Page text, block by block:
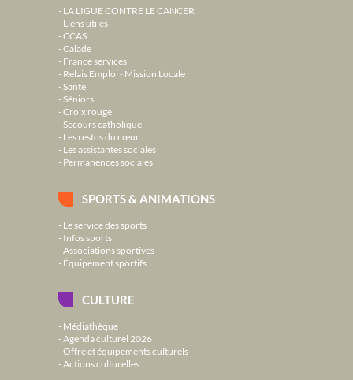
LA LIGUE CONTRE LE CANCER
Liens utiles
CCAS
Calade
France services
Relais Emploi - Mission Locale
Santé
Séniors
Croix rouge
Secours catholique
Les restos du cœur
Les assistantes sociales
Permanences sociales
SPORTS & ANIMATIONS
Le service des sports
Infos sports
Associations sportives
Équipement sportifs
CULTURE
Médiathèque
Agenda culturel 2026
Offre et équipements culturels
Actions culturelles